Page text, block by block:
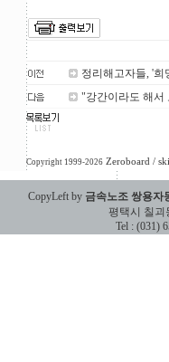
정리해고자들, '희
"강간이라도 해서
Copyright 1999-2026 Zeroboard /
CopyLeft by 금속노조 쌍용자
평택시 칠괴동
Tel : (031)